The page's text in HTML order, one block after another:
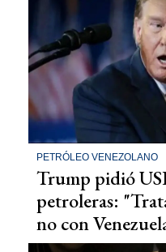
PETRÓLEO VENEZOLANO
Trump pidió
petroleras:
no con